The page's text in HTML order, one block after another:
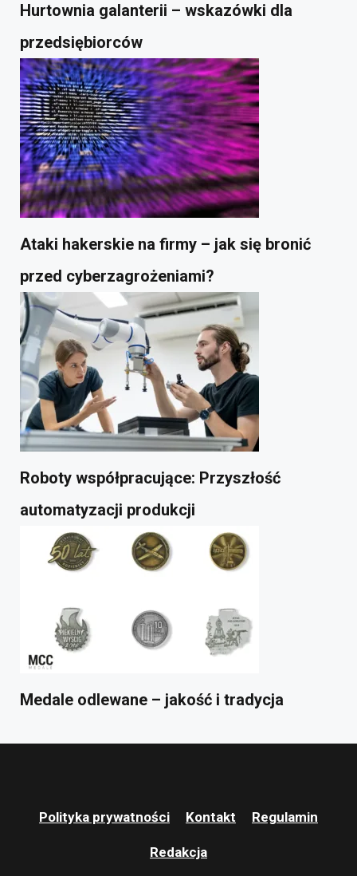
Hurtownia galanterii – wskazówki dla
przedsiębiorców
Ataki hakerskie na firmy – jak się bronić
przed cyberzagrożeniami?
Roboty współpracujące: Przyszłość
automatyzacji produkcji
Medale odlewane – jakość i tradycja
Polityka prywatności Kontakt Regulamin
Redakcja